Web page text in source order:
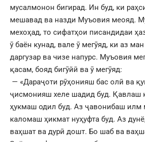
мусалмонон бигирад. Ин буд, ки
мешавад ва назди Муъовия меояд.
мехоҳад, то сифатҳои писандидаи
ӯ баён кунад, вале ӯ мегӯяд, ки аз
даргузар ва чизе напурс. Муъовия
қасам, бояд бигӯйӣ ва ӯ мегӯяд:
— «Дараҷоти рӯҳонияш бас олӣ ва
ҷисмонияш хеле шадид буд. Қавлаш
ҳукмаш одил буд. Аз ҷавонибаш илм
каломаш ҳикмат нуҳуфта буд. Аз
ваҳшат ва дурӣ дошт. Бо шаб ва